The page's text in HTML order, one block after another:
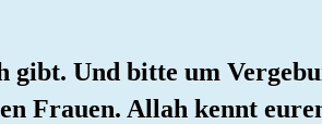
gibt. Und bitte um
Frauen. Allah kennt